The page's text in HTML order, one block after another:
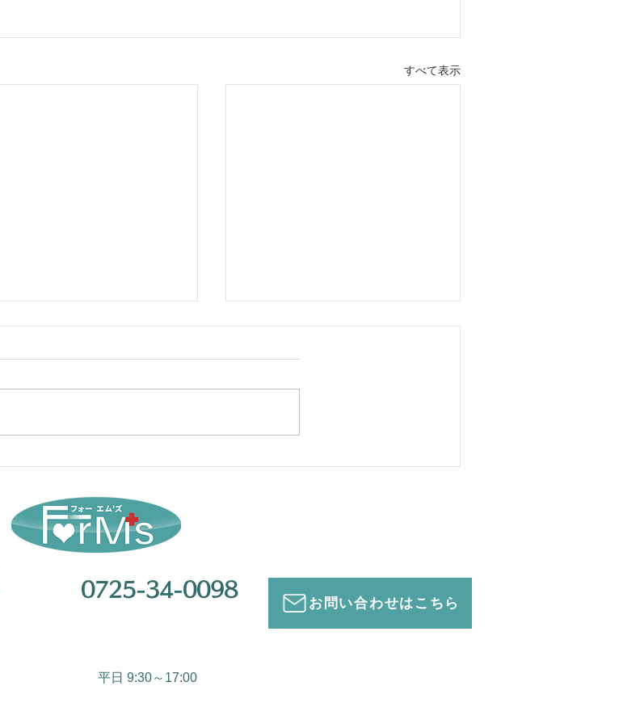
すべて表示
0725-34-0098
お問い合わせはこちら
平日 9:30～17:00